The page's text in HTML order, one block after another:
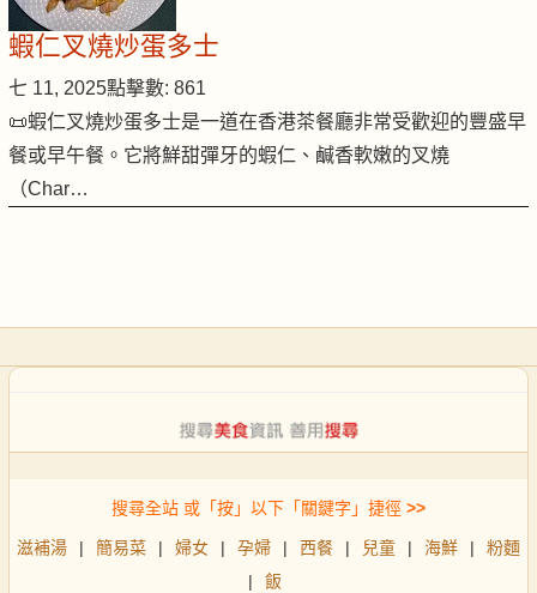
蝦仁叉燒炒蛋多士
七 11, 2025點擊數: 861
📜蝦仁叉燒炒蛋多士是一道在香港茶餐廳非常受歡迎的豐盛早
餐或早午餐。它將鮮甜彈牙的蝦仁、鹹香軟嫩的叉燒
（Char…
搜尋全站 或「按」以下「關鍵字」捷徑 >>
滋補湯 | 簡易菜 | 婦女 | 孕婦 | 西餐 | 兒童 | 海鮮 |
粉麵
|
飯